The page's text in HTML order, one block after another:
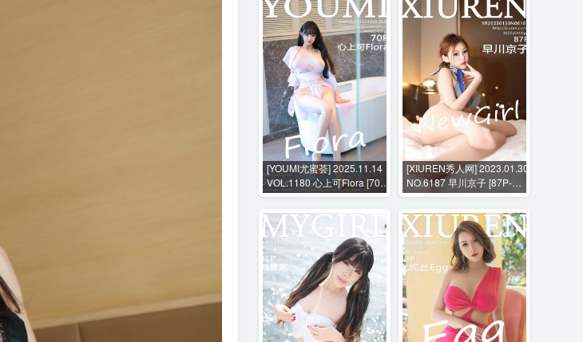
[YOUMI尤蜜荟] 2025.11.14
VOL.1180 心上可Flora [70P-
441MB]
[XIUREN秀人网] 2023.01.30
NO.6187 早川京子 [87P-
807MB]